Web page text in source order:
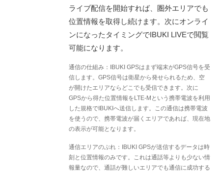
ライブ配信を開始すれば、圏外エリアでも
位置情報を取得し続けます。次にオンライ
ンになったタイミングでIBUKI LIVEで閲覧
可能になります。
通信の仕組み：IBUKI GPSはまず端末がGPS信号を受
信します。GPS信号は衛星から発せられるため、空
が開けたエリアならどこでも受信できます。次に
GPSから得た位置情報をLTE-Mという携帯電波を利用
した規格でIBUKIへ送信します。この通信は携帯電波
を使うので、携帯電波が届くエリアであれば、現在地
の表示が可能となります。
通信エリアのぶれ：IBUKI GPSが送信するデータは時
刻と位置情報のみです。これは通話等よりも少ない情
報量なので、通話が難しいエリアでも通信に成功する